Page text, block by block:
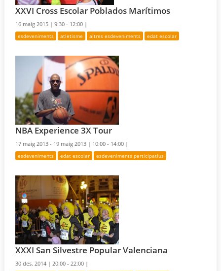
XXVI Cross Escolar Poblados Marítimos
16 maig 2015 |9:30 - 12:00 |
esdeveniments atletisme altres esdeveniments edat escolar
NBA Experience 3X Tour
17 maig 2013 - 19 maig 2013 | 10:00 - 14:00 |
esdeveniments edat escolar esdeveniments participatius
XXXI San Silvestre Popular Valenciana
30 des. 2014 | 20:00 - 22:00 |